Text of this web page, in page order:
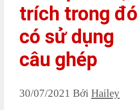
trích trong đó
có sử dụng
câu ghép
30/07/2021 Bởi Hailey